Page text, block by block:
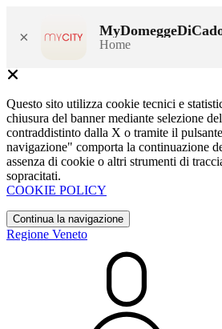
× Home
Questo sito utilizza cookie tecnici e
chiusura del banner mediante selezione
contraddistinto dalla X o tramite il
navigazione" comporta la continuazione
assenza di cookie o altri strumenti di
sopracitati.
COOKIE POLICY
Continua la navigazione
Regione Veneto